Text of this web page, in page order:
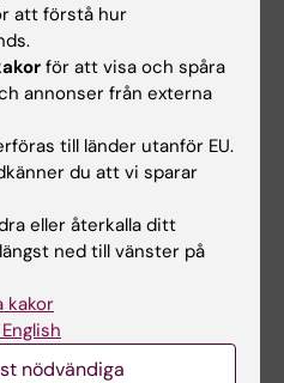
to particles and
chronic
disease (COPD): A
study in Stockholm,
Andersson T, Lindén A,
J, Wiebert P
att förstå hur
för att visa och spåra
annonser från externa
till länder utanför EU.
du att vi sparar
eller återkalla ditt
ned till vänster på
kakor
nödvändiga